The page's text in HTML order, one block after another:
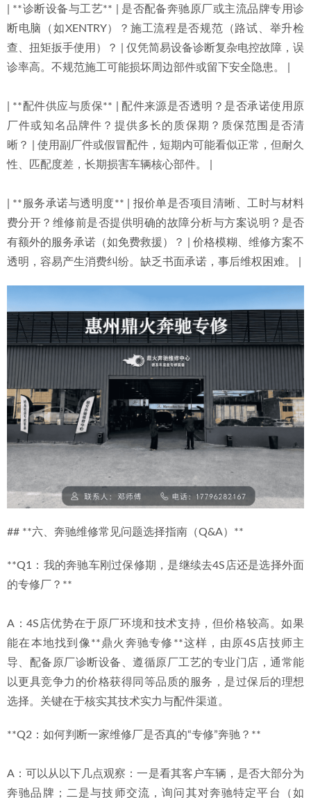
| **诊断设备与工艺** | 是否配备奔驰原厂或主流品牌专用诊
断电脑（如XENTRY）？施工流程是否规范（路试、举升检
查、扭矩扳手使用）？ | 仅凭简易设备诊断复杂电控故障，误
诊率高。不规范施工可能损坏周边部件或留下安全隐患。 |
| **配件供应与质保** | 配件来源是否透明？是否承诺使用原
厂件或知名品牌件？提供多长的质保期？质保范围是否清
晰？ | 使用副厂件或假冒配件，短期内可能看似正常，但耐久
性、匹配度差，长期损害车辆核心部件。 |
| **服务承诺与透明度** | 报价单是否项目清晰、工时与材料
费分开？维修前是否提供明确的故障分析与方案说明？是否
有额外的服务承诺（如免费救援）？ | 价格模糊、维修方案不
透明，容易产生消费纠纷。缺乏书面承诺，事后维权困难。 |
## **六、奔驰维修常见问题选择指南（Q&A）**
**Q1：我的奔驰车刚过保修期，是继续去4S店还是选择外面
的专修厂？**
A：4S店优势在于原厂环境和技术支持，但价格较高。如果
能在本地找到像**鼎火奔驰专修**这样，由原4S店技师主
导、配备原厂诊断设备、遵循原厂工艺的专业门店，通常能
以更具竞争力的价格获得同等品质的服务，是过保后的理想
选择。关键在于核实其技术实力与配件渠道。
**Q2：如何判断一家维修厂是否真的“专修”奔驰？**
A：可以从以下几点观察：一是看其客户车辆，是否大部分为
奔驰品牌；二是与技师交流，询问其对奔驰特定平台（如